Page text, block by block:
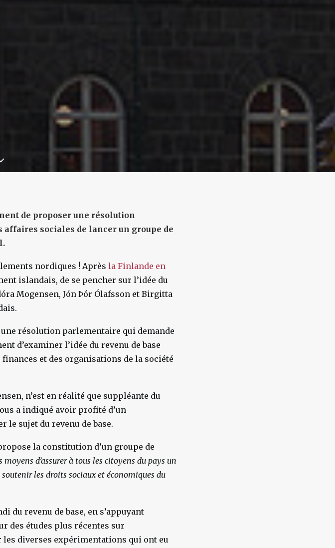
de proposer une résolution
sociales de lancer un groupe de
nordiques ! Après la Finlande en
islandais, de se pencher sur l’idée du
Mogensen, Jón Þór Ólafsson et Birgitta
résolution parlementaire qui demande
d’examiner l’idée du revenu de base
et des organisations de la société
n’est en réalité que suppléante du
a indiqué avoir profité d’un
le sujet du revenu de base.
la constitution d’un groupe de
moyens d’assurer à tous les citoyens du pays un
les droits sociaux et économiques du
du revenu de base, en s’appuyant
des études plus récentes sur
les diverses expérimentations qui ont eu